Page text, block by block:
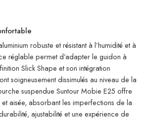
robuste et résistant à l’humidité et à
réglable permet d’adapter le guidon à
Slick Shape et son intégration
soigneusement dissimulés au niveau de la
suspendue Suntour Mobie E25 offre
aisée, absorbant les imperfections de la
ajustabilité et une expérience de